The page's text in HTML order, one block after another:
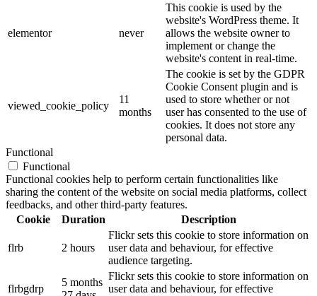
elementor never
This cookie is used by the
website's WordPress theme. It
allows the website owner to
implement or change the
website's content in real-time.
viewed_cookie_policy
11
months
The cookie is set by the GDPR
Cookie Consent plugin and is
used to store whether or not
user has consented to the use of
cookies. It does not store any
personal data.
Functional
Functional
Functional cookies help to perform certain functionalities like
sharing the content of the website on social media platforms, collect
feedbacks, and other third-party features.
Cookie
Duration Description
flrb 2 hours
Flickr sets this cookie to store information on
user data and behaviour, for effective
audience targeting.
flrbgdrp
5 months
Flickr sets this cookie to store information on
user data and behaviour, for effective